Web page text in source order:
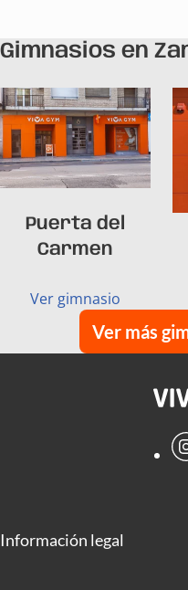
Gimnasios en
Puerta del
Carmen
Ver gimnasio
Ver más
Información legal